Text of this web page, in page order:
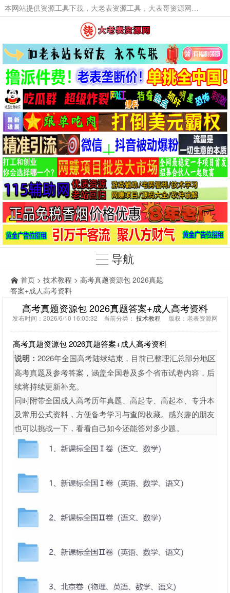
本网站提供资源工具下载，大老表资源工具，大表哥资源网软件工具，大老表资源下载，活动线报福利资源分享,活动线报，大型网游经典游戏，网络热门技术游戏辅助交流与分享。
导航
首页 > 技术教程 > 高考真题资源包 2026真题
答案+成人高考资料
高考真题资源包 2026真题答案+成人高考资料
发布时间：2026/6/10 16:05:32 当前分类： 技术教程 版权：老表资源网
高考真题资源包 2026真题答案+成人高考资料
说明：2026年全国高考陆续结束，目前已整理汇总部分地区
高考真题及参考答案，涵盖全国卷及多个省市试卷内容，后
续将持续更新补充。
同时附带全国成人高考历年真题、高起专、高起本、专升本
及常用公式资料，方便备考学习与查阅收藏。感兴趣的朋友
也可以挑战一下，看看自己如今还能答对多少题。